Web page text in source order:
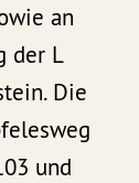
an
der L
Die
und